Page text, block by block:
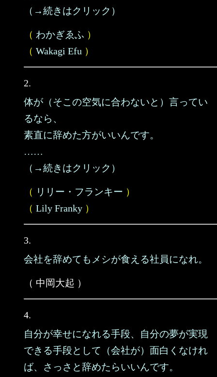
（→続きはクリック）
（ わかぎゑふ ）
（ Wakagi Efu ）
2.
体が（そこの空気に合わないと）言ってい
るなら、
素直に辞めた方がいいんです。
……
（→続きはクリック）
（ リリー・フランキー ）
（ Lily Franky ）
3.
会社を辞めてもメシが食える社員になれ。
（ 中岡大起 ）
4.
自分が幸せになれる手段、自分の夢が実現
できる手段として（会社が）面白くなけれ
ば、さっさと辞めたらいいんです。